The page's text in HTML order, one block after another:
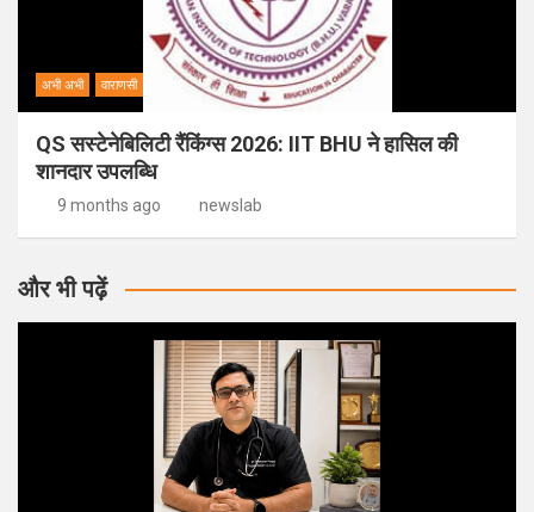
अभी अभी वाराणसी
QS सस्टेनेबिलिटी रैंकिंग्स 2026: IIT BHU ने हासिल की
शानदार उपलब्धि
9 months ago newslab
और भी पढ़ें